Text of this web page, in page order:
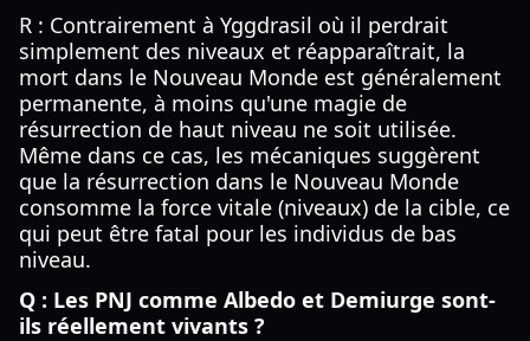
R : Contrairement à Yggdrasil où il perdrait
simplement des niveaux et réapparaîtrait, la
mort dans le Nouveau Monde est généralement
permanente, à moins qu'une magie de
résurrection de haut niveau ne soit utilisée.
Même dans ce cas, les mécaniques suggèrent
que la résurrection dans le Nouveau Monde
consomme la force vitale (niveaux) de la cible, ce
qui peut être fatal pour les individus de bas
niveau.
Q : Les PNJ comme Albedo et Demiurge sont-
ils réellement vivants ?